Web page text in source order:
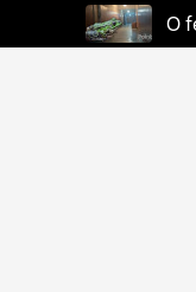
O